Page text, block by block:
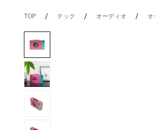
TOP テック オーディオ オ